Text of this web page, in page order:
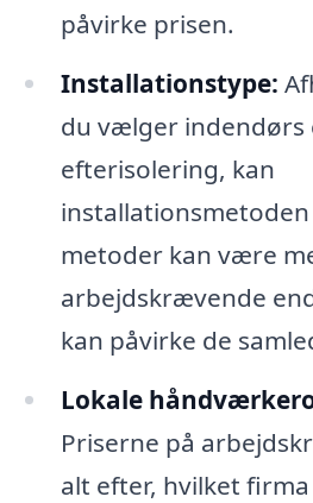
påvirke prisen.
Installationstype:
du vælger indendørs
efterisolering, kan
metoder kan være
arbejdskrævende
kan påvirke de
Lokale
Priserne på
alt efter, hvilket